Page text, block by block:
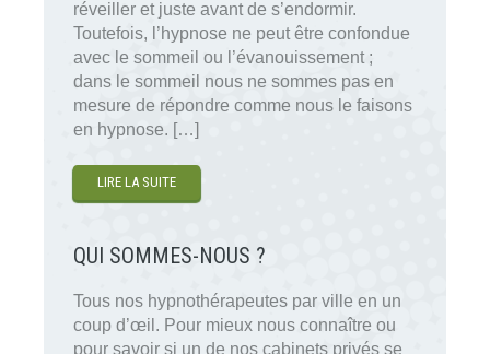
réveiller et juste avant de s’endormir.
Toutefois, l’hypnose ne peut être confondue
avec le sommeil ou l’évanouissement ;
dans le sommeil nous ne sommes pas en
mesure de répondre comme nous le faisons
en hypnose. […]
LIRE LA SUITE
QUI SOMMES-NOUS ?
Tous nos hypnothérapeutes par ville en un
coup d’œil. Pour mieux nous connaître ou
pour savoir si un de nos cabinets privés se